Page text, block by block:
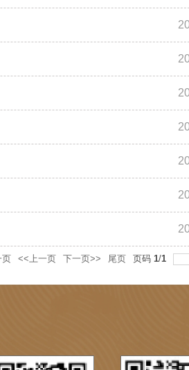
页 <<上一页 下一页>> 尾页 页码 1/1